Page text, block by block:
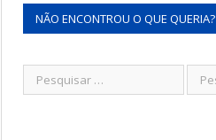
NÃO ENCONTROU O QUE QUERIA?